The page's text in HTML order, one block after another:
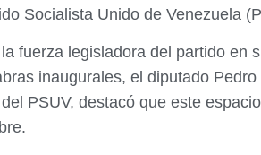
Socialista Unido de Venezuela
fuerza legisladora del partido en
inaugurales, el diputado
PSUV, destacó que este